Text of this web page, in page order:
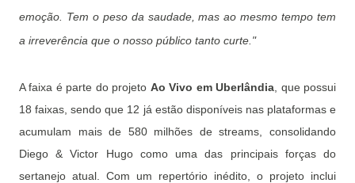
emoção. Tem o peso da saudade, mas ao mesmo tempo tem
a irreverência que o nosso público tanto curte."
A faixa é parte do projeto Ao Vivo em Uberlândia , que possui
18 faixas, sendo que 12 já estão disponíveis nas plataformas e
acumulam mais de 580 milhões de streams, consolidando
Diego & Victor Hugo como uma das principais forças do
sertanejo atual. Com um repertório inédito, o projeto inclui